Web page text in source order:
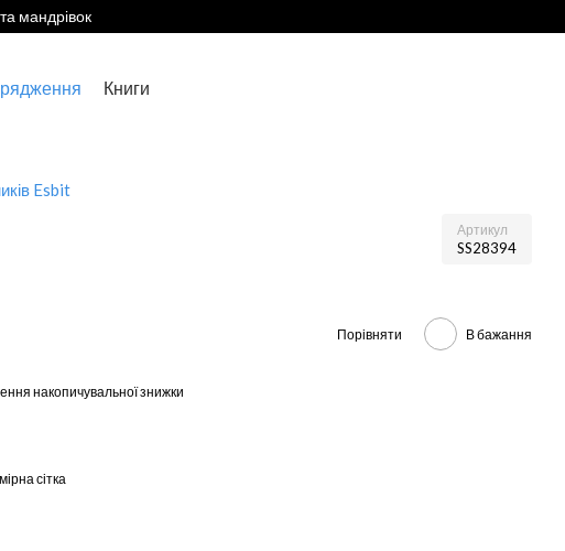
мандрівок
Книги
Esbit
Артикул
SS28394
Порівняти В бажання
накопичувальної знижки
сітка